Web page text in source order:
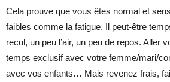
Cela prouve que vous êtes normal et
faibles comme la fatigue. Il peut-être
recul, un peu l’air, un peu de repos. Aller
temps exclusif avec votre femme/mari/
avec vos enfants… Mais revenez frais,